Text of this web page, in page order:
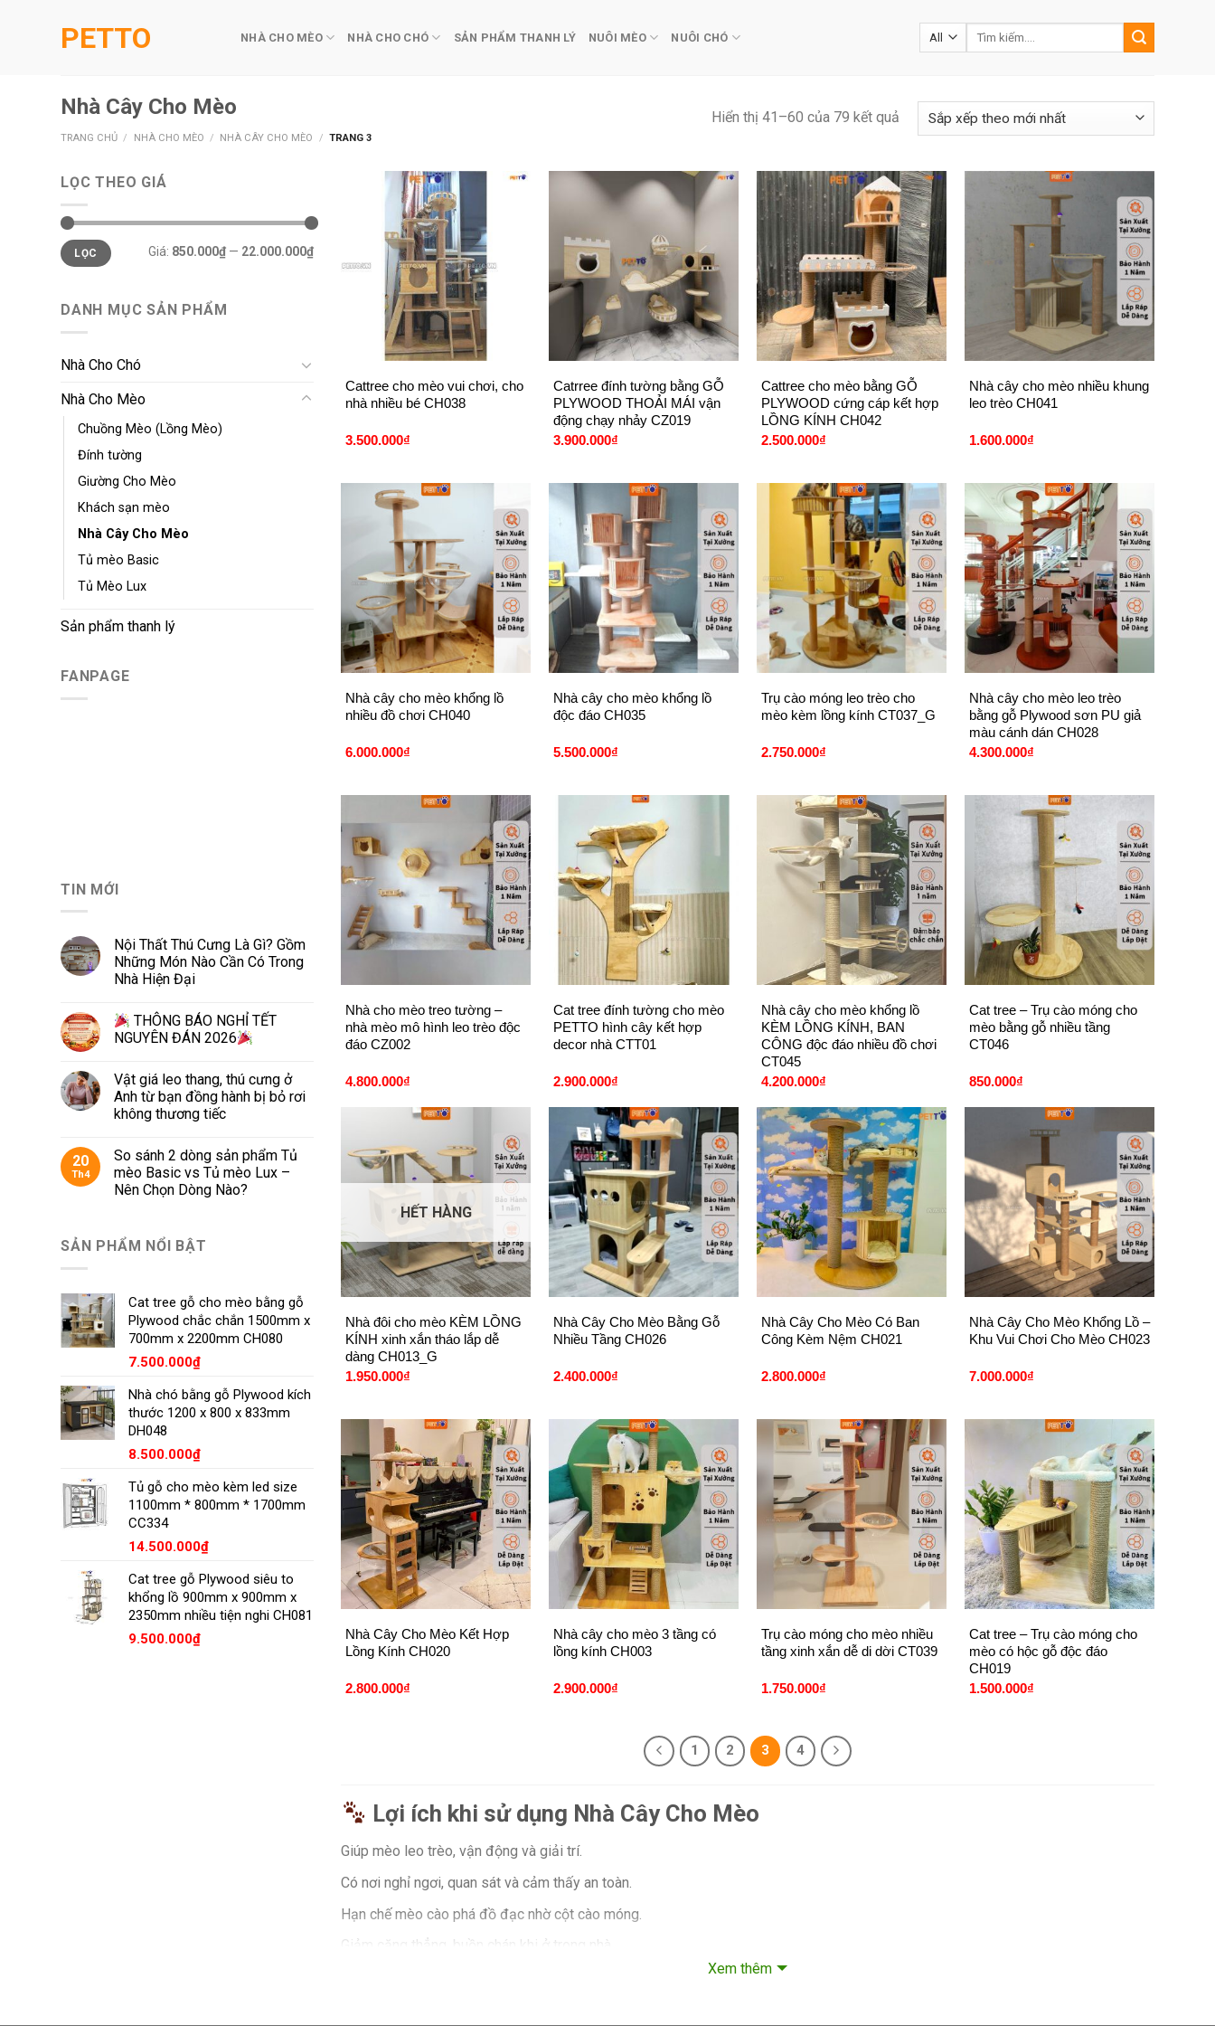
PETTO NHÀ CHO MÈO NHÀ CHO CHÓ SẢN PHẨM THANH LÝ NUÔI MÈO NUÔI CHÓ
Tìm
Nhà Cây Cho Mèo
TRANG CHỦ / NHÀ CHO MÈO / NHÀ CÂY CHO MÈO / TRANG 3
Hiển thị 41–60 của 79 kết quả
LỌC THEO GIÁ
Giá
tối
thiểu
Giá
tối
đa
LỌC Giá: 850.000₫ — 22.000.000₫
DANH MỤC SẢN PHẨM
Nhà Cho Chó
Nhà Cho Mèo
Chuồng Mèo (Lồng Mèo)
Đính tường
Giường Cho Mèo
Khách sạn mèo
Nhà Cây Cho Mèo
Tủ mèo Basic
Tủ Mèo Lux
Sản phẩm thanh lý
FANPAGE
TIN MỚI
Nội Thất Thú Cưng Là Gì? Gồm
Những Món Nào Cần Có Trong
Nhà Hiện Đại
THÔNG BÁO NGHỈ TẾT
NGUYÊN ĐÁN 2026
Vật giá leo thang, thú cưng ở
Anh từ bạn đồng hành bị bỏ rơi
không thương tiếc
20
Th4
So sánh 2 dòng sản phẩm Tủ
mèo Basic vs Tủ mèo Lux –
Nên Chọn Dòng Nào?
SẢN PHẨM NỔI BẬT
Cat tree gỗ cho mèo bằng gỗ
Plywood chắc chắn 1500mm x
700mm x 2200mm CH080
7.500.000₫
Nhà chó bằng gỗ Plywood kích
thước 1200 x 800 x 833mm
DH048
8.500.000₫
Tủ gỗ cho mèo kèm led size
1100mm * 800mm * 1700mm
CC334
14.500.000₫
Cat tree gỗ Plywood siêu to
khổng lồ 900mm x 900mm x
2350mm nhiều tiện nghi CH081
9.500.000₫
Cattree cho mèo vui chơi, cho
nhà nhiều bé CH038
3.500.000₫
Catrree đính tường bằng GỖ
PLYWOOD THOẢI MÁI vận
động chạy nhảy CZ019
3.900.000₫
+
Cattree cho mèo bằng GỖ
PLYWOOD cứng cáp kết hợp
LỒNG KÍNH CH042
2.500.000₫
Nhà cây cho mèo nhiều khung
leo trèo CH041
1.600.000₫
+
Nhà cây cho mèo khổng lồ
nhiều đồ chơi CH040
6.000.000₫
Nhà cây cho mèo khổng lồ
độc đáo CH035
5.500.000₫
+
Trụ cào móng leo trèo cho
mèo kèm lồng kính CT037_G
2.750.000₫
+
Nhà cây cho mèo leo trèo
bằng gỗ Plywood sơn PU giả
màu cánh dán CH028
4.300.000₫
Nhà cho mèo treo tường –
nhà mèo mô hình leo trèo độc
đáo CZ002
4.800.000₫
Cat tree đính tường cho mèo
PETTO hình cây kết hợp
decor nhà CTT01
2.900.000₫
Nhà cây cho mèo khổng lồ
KÈM LỒNG KÍNH, BAN
CÔNG độc đáo nhiều đồ chơi
CT045
4.200.000₫
+
Cat tree – Trụ cào móng cho
mèo bằng gỗ nhiều tầng
CT046
850.000₫
+
HẾT HÀNG
Nhà đôi cho mèo KÈM LỒNG
KÍNH xinh xắn tháo lắp dễ
dàng CH013_G
1.950.000₫
+
Nhà Cây Cho Mèo Bằng Gỗ
Nhiều Tầng CH026
2.400.000₫
Nhà Cây Cho Mèo Có Ban
Công Kèm Nệm CH021
2.800.000₫
+
Nhà Cây Cho Mèo Khổng Lồ –
Khu Vui Chơi Cho Mèo CH023
7.000.000₫
+
Nhà Cây Cho Mèo Kết Hợp
Lồng Kính CH020
2.800.000₫
+
Nhà cây cho mèo 3 tầng có
lồng kính CH003
2.900.000₫
+
Trụ cào móng cho mèo nhiều
tầng xinh xắn dễ di dời CT039
1.750.000₫
+
Cat tree – Trụ cào móng cho
mèo có hộc gỗ độc đáo
CH019
1.500.000₫
1 2 3 4
Lợi ích khi sử dụng Nhà Cây Cho Mèo
Giúp mèo leo trèo, vận động và giải trí.
Có nơi nghỉ ngơi, quan sát và cảm thấy an toàn.
Hạn chế mèo cào phá đồ đạc nhờ cột cào móng.
Giảm căng thẳng, buồn chán khi ở trong nhà.
Xem thêm